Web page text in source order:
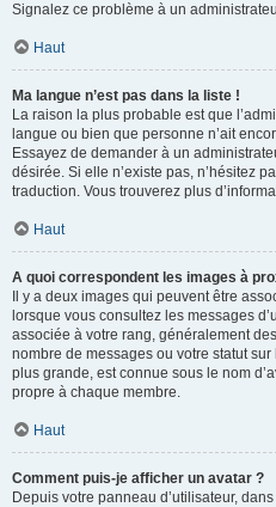
Signalez ce problème à un
Haut
Ma langue n’est pas dans la liste !
La raison la plus probable est que
langue ou bien que personne n’ait
Essayez de demander à un
désirée. Si elle n’existe pas, n’hésitez
traduction. Vous trouverez plus
Haut
A quoi correspondent les images à
Il y a deux images qui peuvent être
lorsque vous consultez les messages
associée à votre rang, généralement
nombre de messages ou votre statut
plus grande, est connue sous le nom
propre à chaque membre.
Haut
Comment puis-je afficher un avatar ?
Depuis votre panneau d’utilisateur,